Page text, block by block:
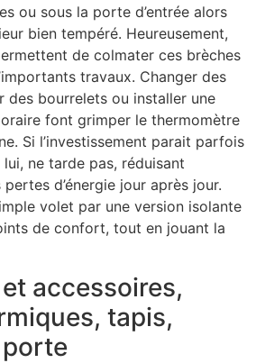
ou sous la porte d’entrée alors
bien tempéré. Heureusement,
de colmater ces brèches
travaux. Changer des
des bourrelets ou installer une
font grimper le thermomètre
Si l’investissement parait parfois
ne tarde pas, réduisant
d’énergie jour après jour.
volet par une version isolante
de confort, tout en jouant la
accessoires,
tapis,